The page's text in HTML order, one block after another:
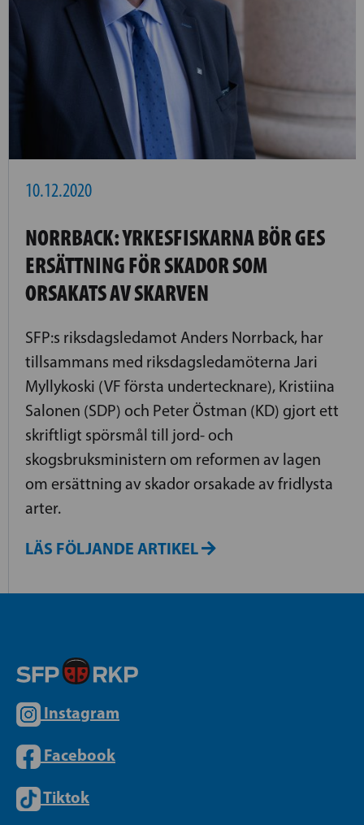
10.12.2020
NORRBACK: YRKESFISKARNA BÖR GES
ERSÄTTNING FÖR SKADOR SOM
ORSAKATS AV SKARVEN
SFP:s riksdagsledamot Anders Norrback, har
tillsammans med riksdagsledamöterna Jari
Myllykoski (VF första undertecknare), Kristiina
Salonen (SDP) och Peter Östman (KD) gjort ett
skriftligt spörsmål till jord- och
skogsbruksministern om reformen av lagen
om ersättning av skador orsakade av fridlysta
arter.
LÄS FÖLJANDE ARTIKEL
Instagram
Facebook
Tiktok